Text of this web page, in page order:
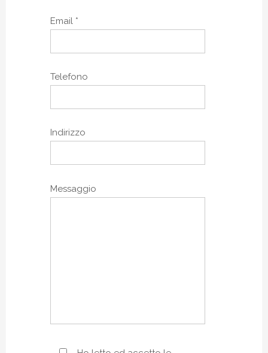
Email *
Telefono
Indirizzo
Messaggio